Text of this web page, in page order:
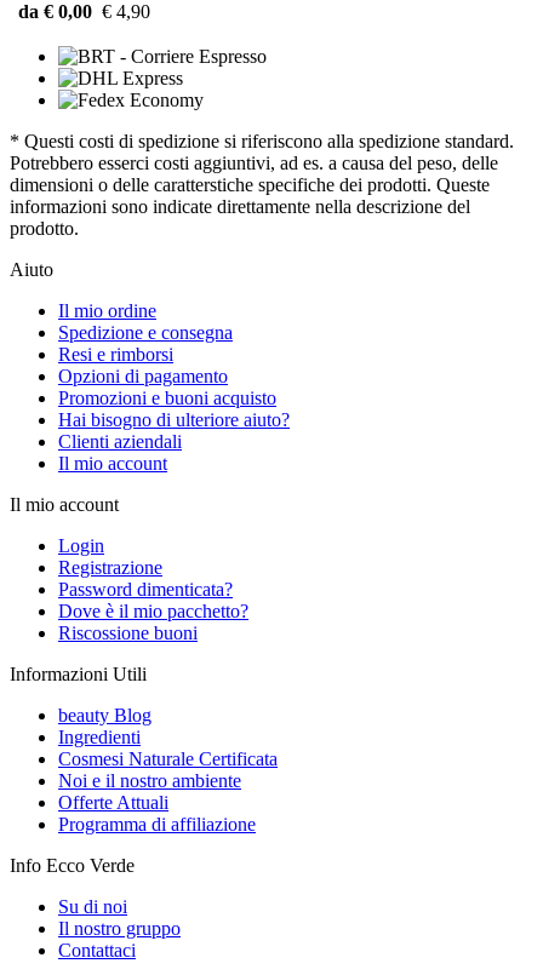
da € 0,00 € 4,90
* Questi costi di spedizione si riferiscono alla spedizione standard.
Potrebbero esserci costi aggiuntivi, ad es. a causa del peso, delle
dimensioni o delle caratterstiche specifiche dei prodotti. Queste
informazioni sono indicate direttamente nella descrizione del
prodotto.
Aiuto
Il mio ordine
Spedizione e consegna
Resi e rimborsi
Opzioni di pagamento
Promozioni e buoni acquisto
Hai bisogno di ulteriore aiuto?
Clienti aziendali
Il mio account
Il mio account
Login
Registrazione
Password dimenticata?
Dove è il mio pacchetto?
Riscossione buoni
Informazioni Utili
beauty Blog
Ingredienti
Cosmesi Naturale Certificata
Noi e il nostro ambiente
Offerte Attuali
Programma di affiliazione
Info Ecco Verde
Su di noi
Il nostro gruppo
Contattaci